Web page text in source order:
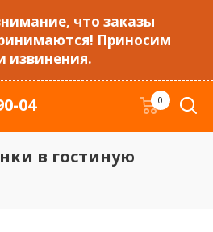
что заказы
Приносим
извинения.
04 0
в гостиную